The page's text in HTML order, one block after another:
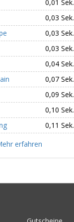
0,01 Sek.
0,03 Sek.
0,03 Sek.
0,03 Sek.
0,04 Sek.
0,07 Sek.
0,09 Sek.
0,10 Sek.
0,11 Sek.
erfahren